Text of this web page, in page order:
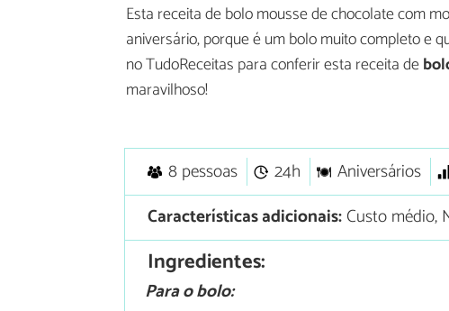
Esta receita de bolo mousse de chocolate com
aniversário, porque é um bolo muito completo e
no TudoReceitas para conferir esta receita de
maravilhoso!
8 pessoas 24h Aniversários
Características adicionais:Custo médio,
Ingredientes:
Para o bolo: